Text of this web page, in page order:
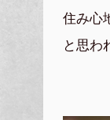
住み心
と思わ